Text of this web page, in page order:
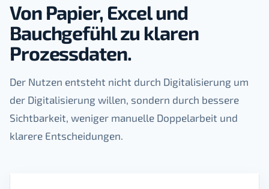
Von Papier, Excel und
Bauchgefühl zu klaren
Prozessdaten.
Der Nutzen entsteht nicht durch Digitalisierung um
der Digitalisierung willen, sondern durch bessere
Sichtbarkeit, weniger manuelle Doppelarbeit und
klarere Entscheidungen.